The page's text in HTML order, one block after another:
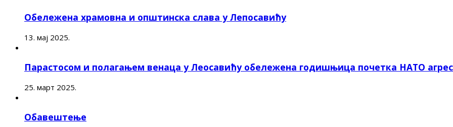
Обележена храмовна и општинска слава у Лепосавићу
13. мај 2025.
Парастосом и полагањем венаца у Леосавићу обележена годишњица почетка НАТО
25. март 2025.
Обавештење